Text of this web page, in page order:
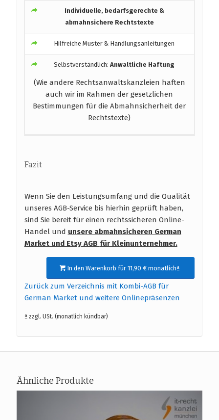
Individuelle, bedarfsgerechte &
abmahnsichere Rechtstexte
Hilfreiche Muster & Handlungsanleitungen
Selbstverständlich:Anwaltliche Haftung
(Wie andere Rechtsanwaltskanzleien haften
auch wir im Rahmen der gesetzlichen
Bestimmungen für die Abmahnsicherheit der
Rechtstexte)
Fazit
Wenn Sie den Leistungsumfang und die Qualität
unseres AGB-Service bis hierhin geprüft haben,
sind Sie bereit für einen rechtssicheren Online-
Handel und unsere abmahnsicheren German
Market und Etsy AGB für Kleinunternehmer.
In den Warenkorb für 11,90 € monatlichª
Zurück zum Verzeichnis mit Kombi-AGB für
German Market und weitere Onlinepräsenzen
ª zzgl. USt. (monatlich kündbar)
Ähnliche Produkte